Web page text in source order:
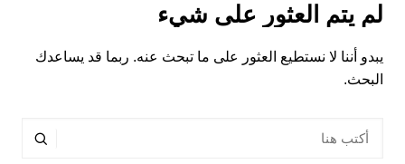
لم يتم العثور على شيء
يبدو أننا لا نستطيع العثور على ما تبحث عنه. ربما قد يساعدك
البحث.